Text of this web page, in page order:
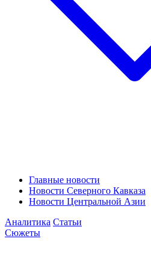
Главные новости
Новости Северного Кавказа
Новости Центральной Азии
Аналитика Статьи
Сюжеты